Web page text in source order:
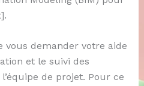
vous demander votre aide
et le suivi des
de projet. Pour ce